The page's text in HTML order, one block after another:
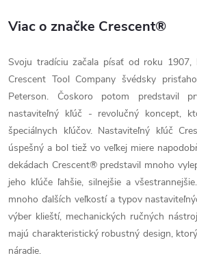
Viac o značke Crescent®
Svoju tradíciu začala písať od roku 1907,
Crescent Tool Company švédsky
Peterson. Čoskoro potom predstavil
nastaviteľný kľúč - revolučný koncept,
špeciálnych kľúčov. Nastaviteľný kľúč
úspešný a bol tiež vo veľkej miere
dekádach Crescent® predstavil mnoho
jeho kľúče ľahšie, silnejšie a
mnoho ďalších veľkostí a typov
výber klieští, mechanických ručných
majú charakteristický robustný design,
náradie.